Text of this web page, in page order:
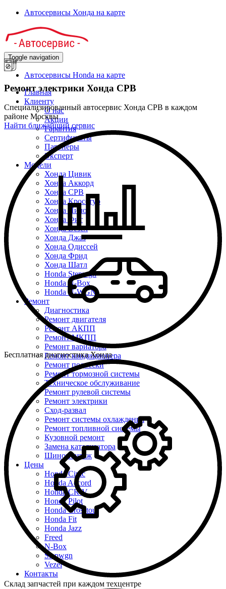
Автосервисы Хонда на карте
Toggle navigation
Автосервисы Honda на карте
Главная
Клиенту
О нас
Акции
Гарантия
Сертификаты
Партнёры
Эксперт
Модели
Хонда Цивик
Хонда Аккорд
Хонда СРВ
Хонда Кросстур
Хонда Пилот
Хонда Фит
Хонда Везел
Хонда Джаз
Хонда Одиссей
Хонда Фрид
Хонда Шатл
Honda Stepwgn
Honda N-Box
Honda N-WGN
Ремонт
Диагностика
Ремонт двигателя
Ремонт АКПП
Ремонт МКПП
Ремонт вариатора
Ремонт кондиционера
Ремонт подвески
Ремонт тормозной системы
Техническое обслуживание
Ремонт рулевой системы
Ремонт электрики
Сход-развал
Ремонт системы охлаждения
Ремонт топливной системы
Кузовной ремонт
Замена катализатора
Шиномонтаж
Цены
Honda Civic
Honda Accord
Honda CR-V
Honda Pilot
Honda Crosstour
Honda Fit
Honda Jazz
Freed
N-Box
Stepwgn
Vezel
Контакты
Ремонт электрики Хонда СРВ
Специализированный автосервис Хонда СРВ в каждом
районе Москвы
Найти ближайший сервис
Бесплатная диагностика Хонда
Склад запчастей при каждом техцентре